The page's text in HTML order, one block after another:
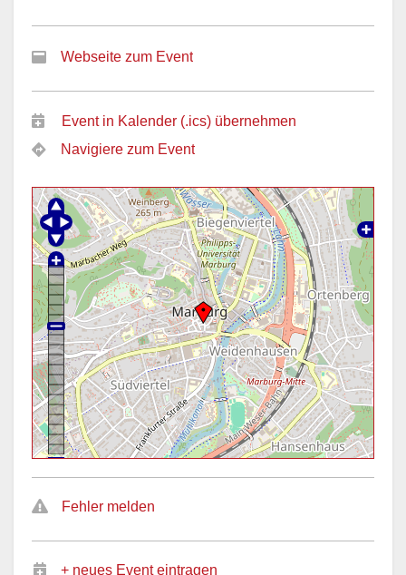
Webseite zum Event
Event in Kalender (.ics) übernehmen
Navigiere zum Event
Fehler melden
+ neues Event eintragen